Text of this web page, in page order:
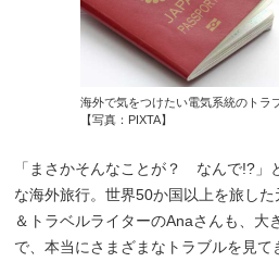
海外で気をつけたい電気系統のトラ
【写真：PIXTA】
「まさかそんなことが？ なんで!?」
な海外旅行。世界50か国以上を旅し
＆トラベルライターのAnaさんも、大
で、本当にさまざまなトラブルを見